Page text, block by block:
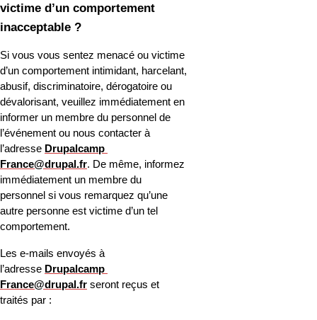
victime d’un comportement
inacceptable ?
Si vous vous sentez menacé ou victime
d’un comportement intimidant, harcelant,
abusif, discriminatoire, dérogatoire ou
dévalorisant, veuillez immédiatement en
informer un membre du personnel de
l’événement ou nous contacter à
l’adresse Drupalcamp
France@drupal.fr. De même, informez
immédiatement un membre du
personnel si vous remarquez qu’une
autre personne est victime d’un tel
comportement.
Les e-mails envoyés à
l’adresse Drupalcamp
France@drupal.fr seront reçus et
traités par :